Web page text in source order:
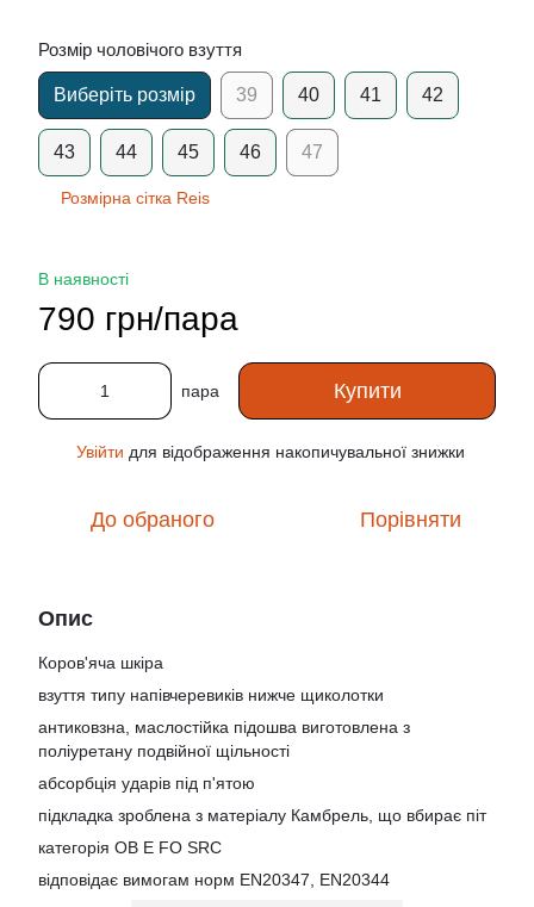
Розмір чоловічого взуття
Виберіть розмір 39 40 41 42
43 44 45 46 47
Розмірна сітка Reis
В наявності
790 грн/пара
пара Купити
Увійти для відображення накопичувальної знижки
До обраного Порівняти
Опис
Коров'яча шкіра
взуття типу напівчеревиків нижче щиколотки
антиковзна, маслостійка підошва виготовлена з
поліуретану подвійної щільності
абсорбція ударів під п'ятою
підкладка зроблена з матеріалу Камбрель, що вбирає піт
категорія OB E FO SRC
відповідає вимогам норм EN20347, EN20344